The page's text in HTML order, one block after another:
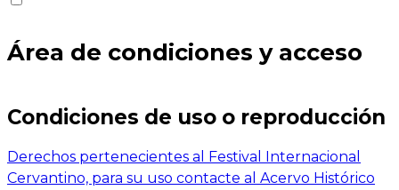
Área de condiciones y acceso
Condiciones de uso o reproducción
Derechos pertenecientes al Festival Internacional
Cervantino, para su uso contacte al Acervo Histórico